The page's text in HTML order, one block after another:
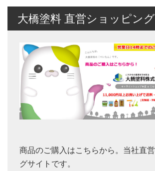
大橋塗料 直営ショッピン
商品のご購入はこちらから。当社直
グサイトです。